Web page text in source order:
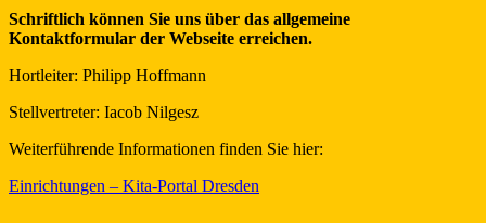
Schriftlich können Sie uns über das allgemeine
Kontaktformular der Webseite erreichen.
Hortleiter: Philipp Hoffmann
Stellvertreter: Iacob Nilgesz
Weiterführende Informationen finden Sie hier:
Einrichtungen – Kita-Portal Dresden